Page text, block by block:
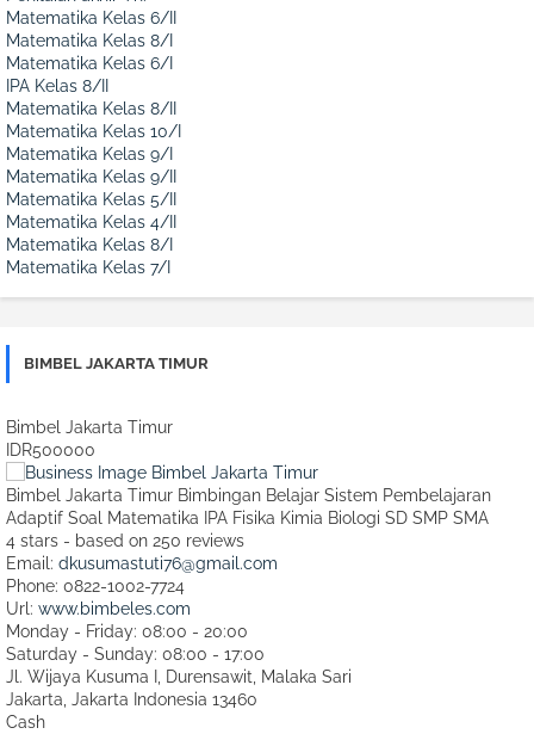
Matematika Kelas 6/II
Matematika Kelas 8/I
Matematika Kelas 6/I
IPA Kelas 8/II
Matematika Kelas 8/II
Matematika Kelas 10/I
Matematika Kelas 9/I
Matematika Kelas 9/II
Matematika Kelas 5/II
Matematika Kelas 4/II
Matematika Kelas 8/I
Matematika Kelas 7/I
BIMBEL JAKARTA TIMUR
Bimbel Jakarta Timur
IDR500000
Bimbel Jakarta Timur Bimbingan Belajar Sistem Pembelajaran
Adaptif Soal Matematika IPA Fisika Kimia Biologi SD SMP SMA
4 stars - based on 250 reviews
Email: dkusumastuti76@gmail.com
Phone: 0822-1002-7724
Url: www.bimbeles.com
Monday - Friday: 08:00 - 20:00
Saturday - Sunday: 08:00 - 17:00
Jl. Wijaya Kusuma I, Durensawit, Malaka Sari
Jakarta, Jakarta Indonesia 13460
Cash